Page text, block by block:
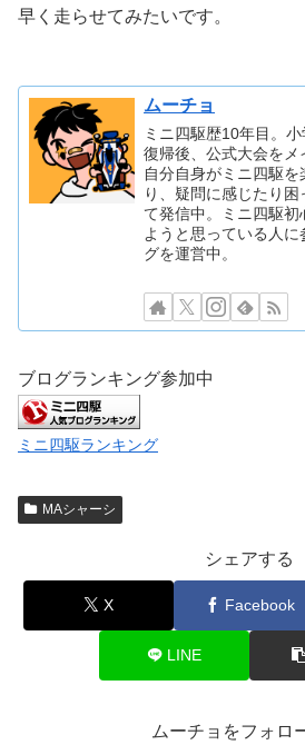
早く走らせてみたいです。
ムーチョ
ミニ四駆歴10年目。
復帰後、公式大会をメ
自分自身がミニ四駆
り、疑問に感じたり
て発信中。ミニ四駆
ようと思っている人
グを運営中。
ブログランキング参加中
ミニ四駆ランキング
MAシャーシ
シェアする
X Facebook
LINE
ムーチョをフォロ